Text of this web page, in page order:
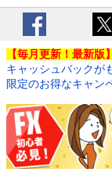
【毎月更新！最新版
キャッシュバックが
限定のお得なキャン